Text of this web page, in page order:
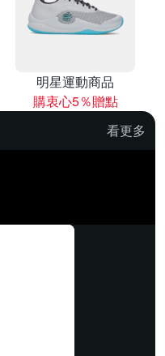
明星運動商品
購衷心5％贈點
看更多